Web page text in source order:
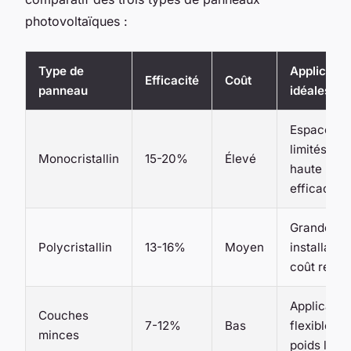
photovoltaïques :
Type de
panneau
Efficacité Coût
idéales
Monocristallin 15-20% Élevé
Espaces
limités,
haute
efficacité
Polycristallin 13-16% Moyen
Grandes
coût réduit
Couches
minces
7-12% Bas
flexibles,
poids